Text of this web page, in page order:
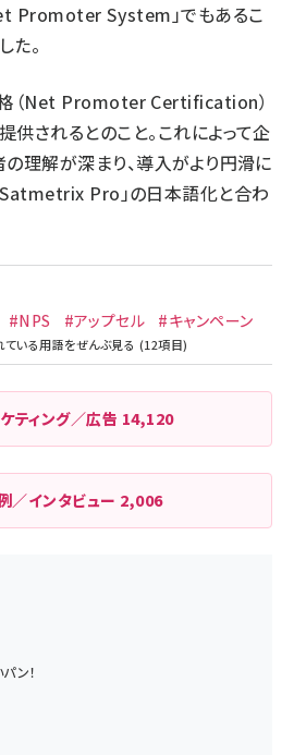
Promoter System」でもあるこ
た。
（Net Promoter Certification）
供されるとのこと。これによって企
理解が深まり、導入がより円滑に
Satmetrix Pro」の日本語化と合わ
#NPS #アップセル
#キャンペーン
ティング／広告 14,120
／インタビュー 2,006
ン！